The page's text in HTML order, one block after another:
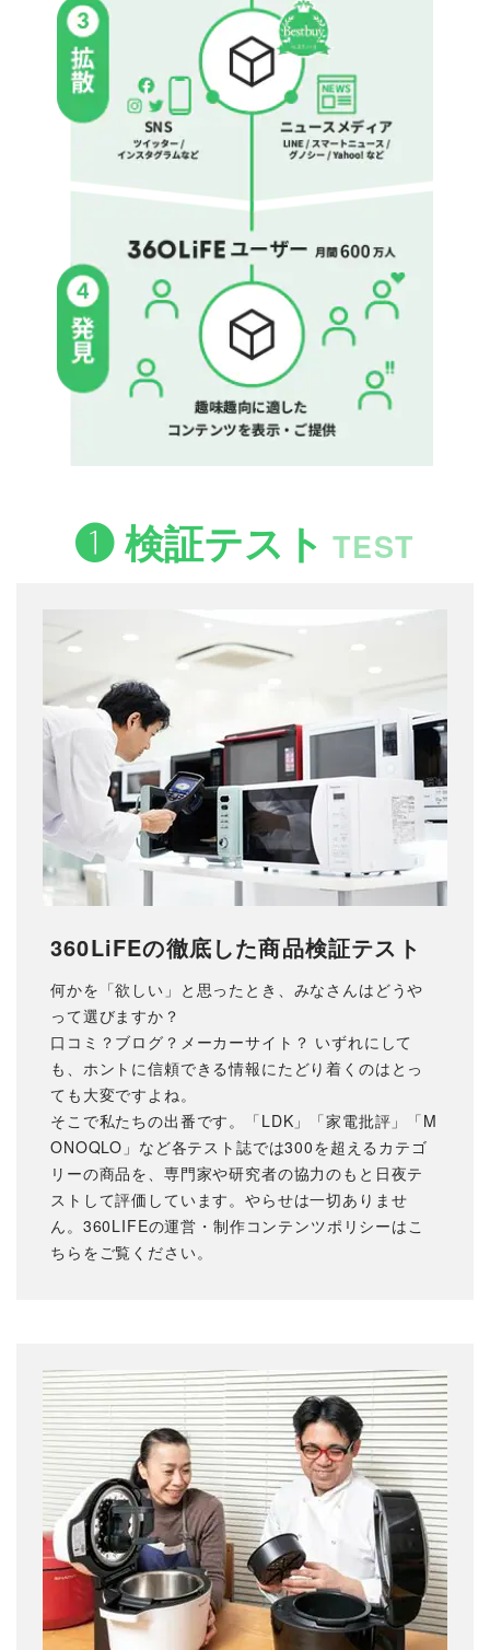
❶ 検証テスト TEST
360LiFEの徹底した商品検証テスト
何かを「欲しい」と思ったとき、みなさんはどうや
って選びますか？
口コミ？ブログ？メーカーサイト？ いずれにして
も、ホントに信頼できる情報にたどり着くのはとっ
ても大変ですよね。
そこで私たちの出番です。「LDK」「家電批評」「M
ONOQLO」など各テスト誌では300を超えるカテゴ
リーの商品を、専門家や研究者の協力のもと日夜テ
ストして評価しています。やらせは一切ありませ
ん。360LIFEの運営・制作コンテンツポリシーはこ
ちら をご覧ください。